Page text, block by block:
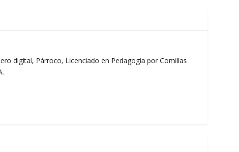
digital, Párroco, Licenciado en Pedagogía por Comillas